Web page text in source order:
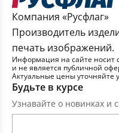
Компания «Русфлаг»
Производитель
печать изображений.
Информация на сайте носит
и не является публичной
Актуальные цены уточняйте
Будьте в курсе
Узнавайте о новинках и